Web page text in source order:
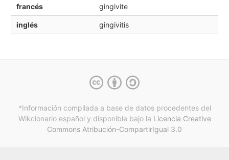
francés gingivite
inglés gingivitis
*Información compilada a base de datos procedentes del
Wikcionario español y disponible bajo la Licencia Creative
Commons Atribución-CompartirIgual 3.0